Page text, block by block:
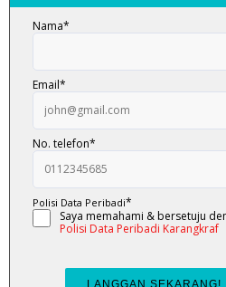
Sale
RM 25.00
Add To Cart